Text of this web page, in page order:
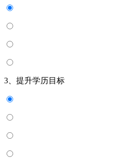
3、提升学历目标